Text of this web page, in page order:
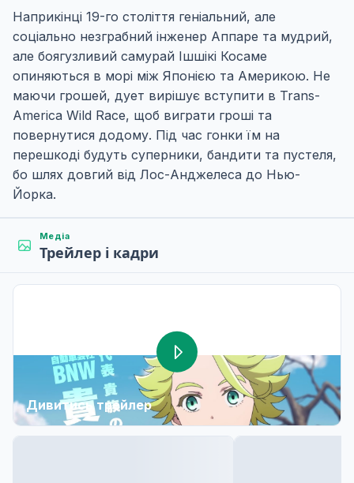
Наприкінці 19-го століття геніальний, але
соціально незграбний інженер Аппаре та мудрий,
але боягузливий самурай Ішшікі Косаме
опиняються в морі між Японією та Америкою. Не
маючи грошей, дует вирішує вступити в Trans-
America Wild Race, щоб виграти гроші та
повернутися додому. Під час гонки їм на
перешкоді будуть суперники, бандити та пустеля,
бо шлях довгий від Лос-Анджелеса до Нью-
Йорка.
Медіа
Трейлер і кадри
Дивитись трейлер